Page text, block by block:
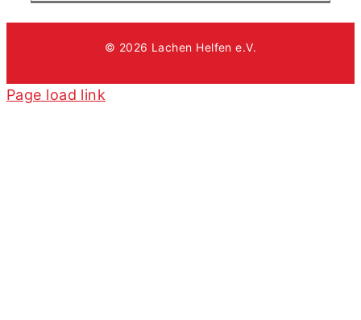
© 2026 Lachen Helfen e.V.
Page load link